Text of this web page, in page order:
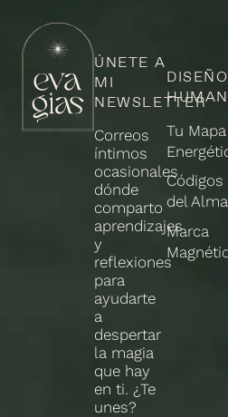
ÚNETE A
MI
NEWSLETTER
Correos
íntimos
ocasionales
dónde
comparto
aprendizajes
y
reflexiones
para
ayudarte
a
despertar
la magia
que hay
en ti. ¿Te
unes?
DISEÑO
Tu Mapa
Códigos
del Alma
Marca